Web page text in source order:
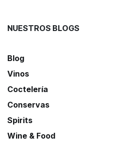
NUESTROS BLOGS
Blog
Vinos
Coctelería
Conservas
Spirits
Wine & Food